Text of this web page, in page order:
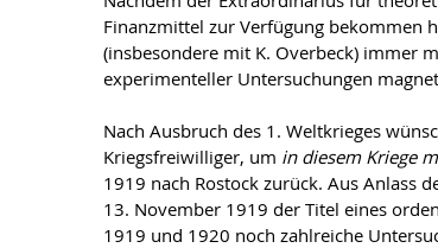
Finanzmittel zur Verfügung bekommen
(insbesondere mit K. Overbeck) immer
experimenteller Untersuchungen
Nach Ausbruch des 1. Weltkrieges
Kriegsfreiwilliger, um in diesem Kriege
1919 nach Rostock zurück. Aus Anlass
13. November 1919 der Titel eines
1919 und 1920 noch zahlreiche